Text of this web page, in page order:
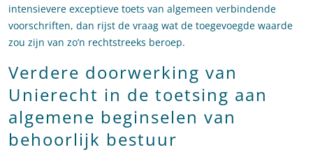
intensievere exceptieve toets van algemeen verbindende
voorschriften, dan rijst de vraag wat de toegevoegde waarde
zou zijn van zo’n rechtstreeks beroep.
Verdere doorwerking van
Unierecht in de toetsing aan
algemene beginselen van
behoorlijk bestuur